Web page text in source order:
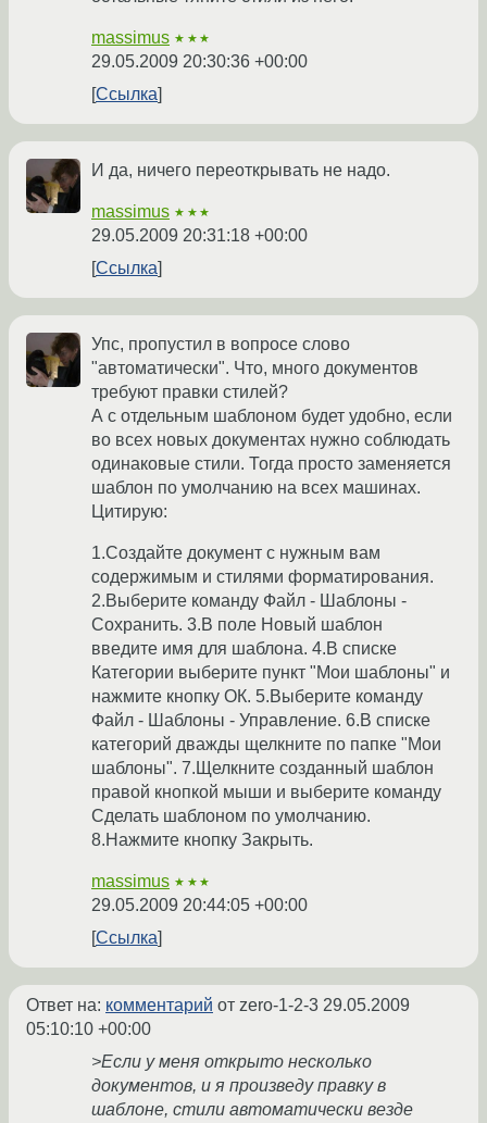
massimus ★★★
29.05.2009 20:30:36 +00:00
Ссылка
И да, ничего переоткрывать не надо.
massimus ★★★
29.05.2009 20:31:18 +00:00
Ссылка
Упс, пропустил в вопросе слово
"автоматически". Что, много документов
требуют правки стилей?
А с отдельным шаблоном будет удобно, если
во всех новых документах нужно соблюдать
одинаковые стили. Тогда просто заменяется
шаблон по умолчанию на всех машинах.
Цитирую:
1.Создайте документ с нужным вам
содержимым и стилями форматирования.
2.Выберите команду Файл - Шаблоны -
Сохранить. 3.В поле Новый шаблон
введите имя для шаблона. 4.В списке
Категории выберите пункт "Мои шаблоны" и
нажмите кнопку ОК. 5.Выберите команду
Файл - Шаблоны - Управление. 6.В списке
категорий дважды щелкните по папке "Мои
шаблоны". 7.Щелкните созданный шаблон
правой кнопкой мыши и выберите команду
Сделать шаблоном по умолчанию.
8.Нажмите кнопку Закрыть.
massimus ★★★
29.05.2009 20:44:05 +00:00
Ссылка
Ответ на: комментарий от zero-1-2-3 29.05.2009
05:10:10 +00:00
>Если у меня открыто несколько
документов, и я произведу правку в
шаблоне, стили автоматически везде